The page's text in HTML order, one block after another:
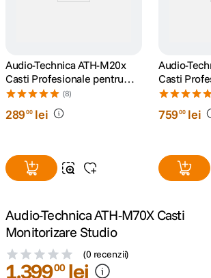
10. nou
Audio-Technica ATH-M20x
Casti Profesionale pentru
Studio
(8)
28900 lei
Audio-
Casti
75900 lei
Audio-Technica ATH-M70X Casti
Monitorizare Studio
(0 recenzii)
1.39900 lei